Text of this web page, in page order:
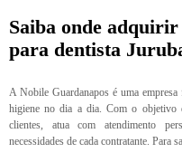
Saiba onde
para dentista
A Nobile Guardanapos é uma
higiene no dia a dia. Com o objetivo
clientes, atua com atendimento
necessidades de cada contratante. Para